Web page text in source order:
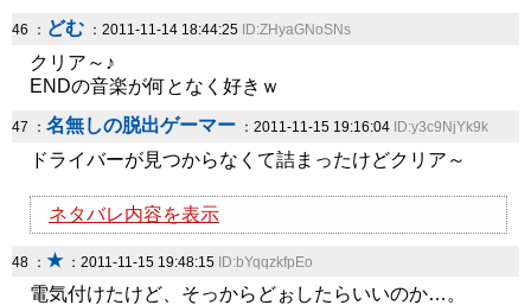
46 ： どむ ：2011-11-14 18:44:25 ID:ZHyaGNoSNs
クリア～♪
ENDの音楽が何となく好きｗ
47 ： 名無しの脱出ゲーマー ：2011-11-15 19:16:04 ID:y3c9NjYk9k
ドライバーが見つからなくて詰まったけどクリア～
ネタバレ内容を表示
48 ： ★：2011-11-15 19:48:15 ID:bYqqzkfpEo
電気付けたけど、そっからどぉしたらいいのか…。